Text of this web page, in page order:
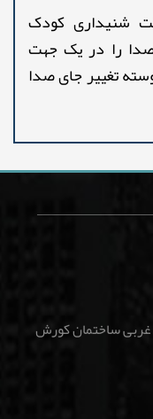
شنیداری کودک
را در یک جهت
تغییر جای صدا
غربی ساختمان کورش